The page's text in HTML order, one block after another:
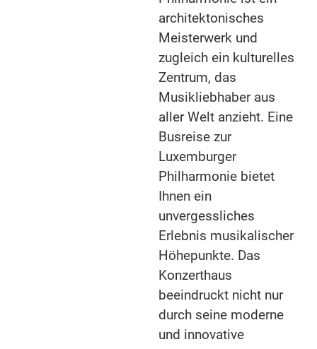
architektonisches
Meisterwerk und
zugleich ein kulturelles
Zentrum, das
Musikliebhaber aus
aller Welt anzieht. Eine
Busreise zur
Luxemburger
Philharmonie bietet
Ihnen ein
unvergessliches
Erlebnis musikalischer
Höhepunkte. Das
Konzerthaus
beeindruckt nicht nur
durch seine moderne
und innovative